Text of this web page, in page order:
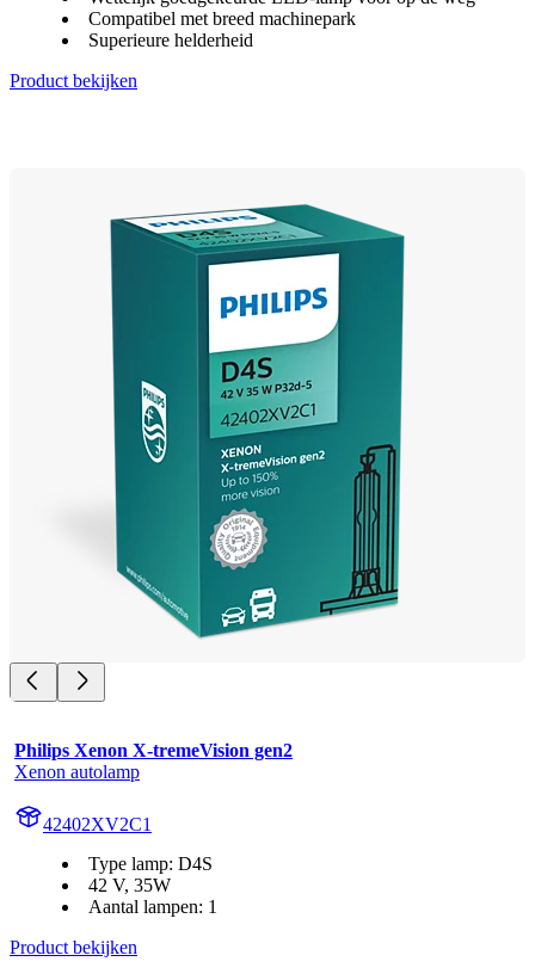
Compatibel met breed machinepark
Superieure helderheid
Product bekijken
Philips Xenon X-tremeVision gen2
Xenon autolamp
42402XV2C1
Type lamp: D4S
42 V, 35W
Aantal lampen: 1
Product bekijken